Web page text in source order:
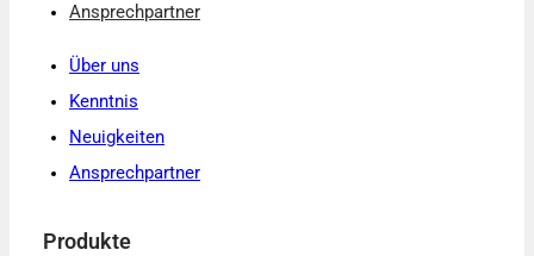
Ansprechpartner
Über uns
Kenntnis
Neuigkeiten
Ansprechpartner
Produkte